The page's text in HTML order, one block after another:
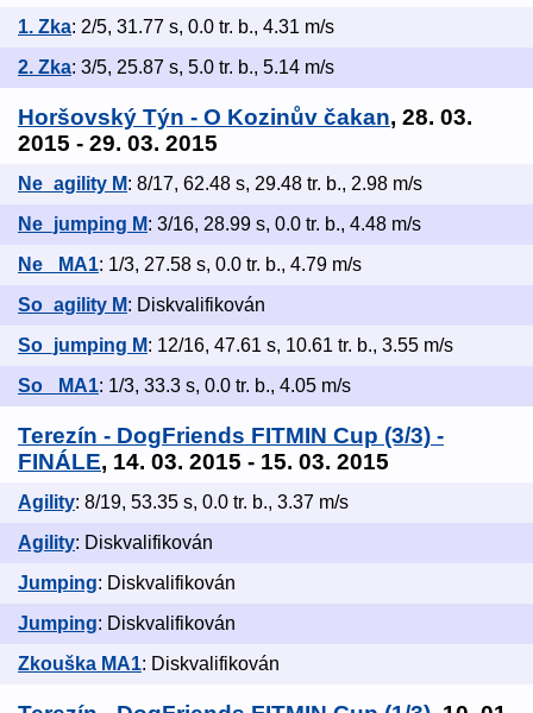
1. Zka: 2/5, 31.77 s, 0.0 tr. b., 4.31 m/s
2. Zka: 3/5, 25.87 s, 5.0 tr. b., 5.14 m/s
Horšovský Týn - O Kozinův čakan, 28. 03.
2015 - 29. 03. 2015
Ne_agility M: 8/17, 62.48 s, 29.48 tr. b., 2.98 m/s
Ne_jumping M: 3/16, 28.99 s, 0.0 tr. b., 4.48 m/s
Ne_ MA1: 1/3, 27.58 s, 0.0 tr. b., 4.79 m/s
So_agility M: Diskvalifikován
So_jumping M: 12/16, 47.61 s, 10.61 tr. b., 3.55 m/s
So_ MA1: 1/3, 33.3 s, 0.0 tr. b., 4.05 m/s
Terezín - DogFriends FITMIN Cup (3/3) -
FINÁLE, 14. 03. 2015 - 15. 03. 2015
Agility: 8/19, 53.35 s, 0.0 tr. b., 3.37 m/s
Agility: Diskvalifikován
Jumping: Diskvalifikován
Jumping: Diskvalifikován
Zkouška MA1: Diskvalifikován